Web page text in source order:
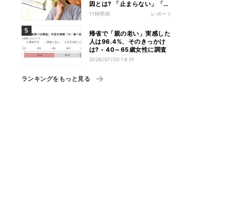
因とは? 「止まらない」「眠
れない」悩みを医師が解説
11時間前 レポート
帰省で「親の老い」実感した
人は96.4%、そのきっかけ
は? - 40～65歳女性に調査
2026/07/30 14:01
ランキングをもっと見る